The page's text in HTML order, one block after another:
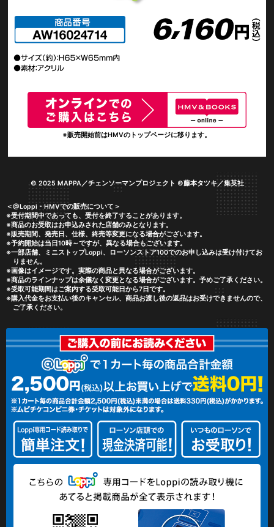
※販売開始前はHMVのトップページに移ります。
© 2025 MAPPA／チェンソーマンプロジェクト ©藤本タツキ／集英社
＜@Loppi・HMVでの販売について＞
※受付期間中であっても、受付を終了することがあります。
※商品のお受取はお申込みされた店舗のみとなります。
※販売期間、発売日、仕様、終売等変更になる場合がございます。
※予約開始は当日10時～ですが、異なる場合もございます。
※一部店舗、ミニストップLoppi、ローソンストア100でのお申し込みは受け付けてお
りません。
※画像はイメージです。実際の商品と異なる場合がございます。
※商品のラインナップは余儀なく変更となる場合がございます。予めご了承ください。
※受取可能期間はご案内する受取可能日から7日です。
※購入代金をお支払い後のキャンセル、商品お渡し後の返品はお受けできませんので、
ご了承ください。